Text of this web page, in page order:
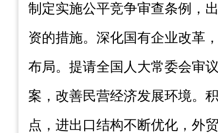
制定实施公平竞争审查条例，
资的措施。深化国有企业改革
布局。提请全国人大常委会审
案，改善民营经济发展环境。
点，进出口结构不断优化，外